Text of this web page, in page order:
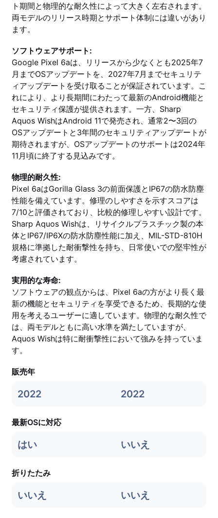
ト期間と物理的な耐久性によって大きく左右されます。
両モデルのリリース時期とサポート体制には違いがあり
ます。
ソフトウェアサポート:
Google Pixel 6aは、リリースから少なくとも2025年7
月までOSアップデートを、2027年7月までセキュリテ
ィアップデートを受け取ることが保証されています。こ
れにより、より長期間にわたって最新のAndroid機能と
セキュリティ保護が提供されます。一方、Sharp
Aquos WishはAndroid 11で発売され、通常2〜3回の
OSアップデートと3年間のセキュリティアップデートが
期待されますが、OSアップデートのサポートは2024年
11月頃に終了する見込みです。
物理的耐久性:
Pixel 6aはGorilla Glass 3の前面保護とIP67の防水防塵
性能を備えています。修理のしやすさを示すスコアは
7/10と評価されており、比較的修理しやすい設計です。
Sharp Aquos Wishは、リサイクルプラスチック製の本
体とIP67/IP6Xの防水防塵性能に加え、MIL-STD-810H
規格に準拠した耐衝撃性を持ち、日常使いでの堅牢性が
考慮されています。
実用的な寿命:
ソフトウェアの観点からは、Pixel 6aの方がより長く最
新の機能とセキュリティを享受できるため、長期的な使
用を考えるユーザーに適しています。物理的な耐久性で
は、両モデルともに高い水準を満たしていますが、
Aquos Wishは特に耐衝撃性において強みを持っていま
す。
販売年
2022 2022
最新OSに対応
はい いいえ
折りたたみ
いいえ いいえ